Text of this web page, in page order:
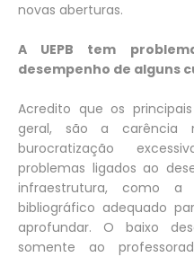
novas aberturas.
A UEPB tem
desempenho de alguns
Acredito que os
geral, são a carência
burocratização
problemas ligados ao
infraestrutura, como
bibliográfico adequado
aprofundar. O baixo
somente ao